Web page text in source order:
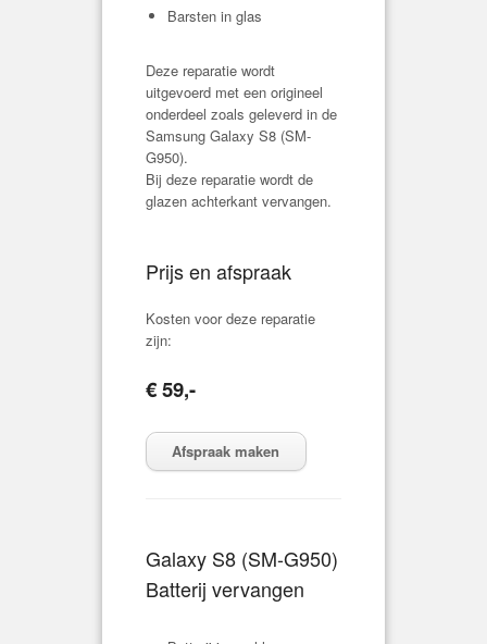
Barsten in glas
Deze reparatie wordt
uitgevoerd met een origineel
onderdeel zoals geleverd in de
Samsung Galaxy S8 (SM-
G950).
Bij deze reparatie wordt de
glazen achterkant vervangen.
Prijs en afspraak
Kosten voor deze reparatie
zijn:
€ 59,-
Afspraak maken
Galaxy S8 (SM-G950)
Batterij vervangen